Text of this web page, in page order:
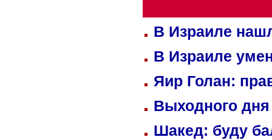
В Израиле
В Израиле
Яир Голан:
Выходного
Шакед: буду